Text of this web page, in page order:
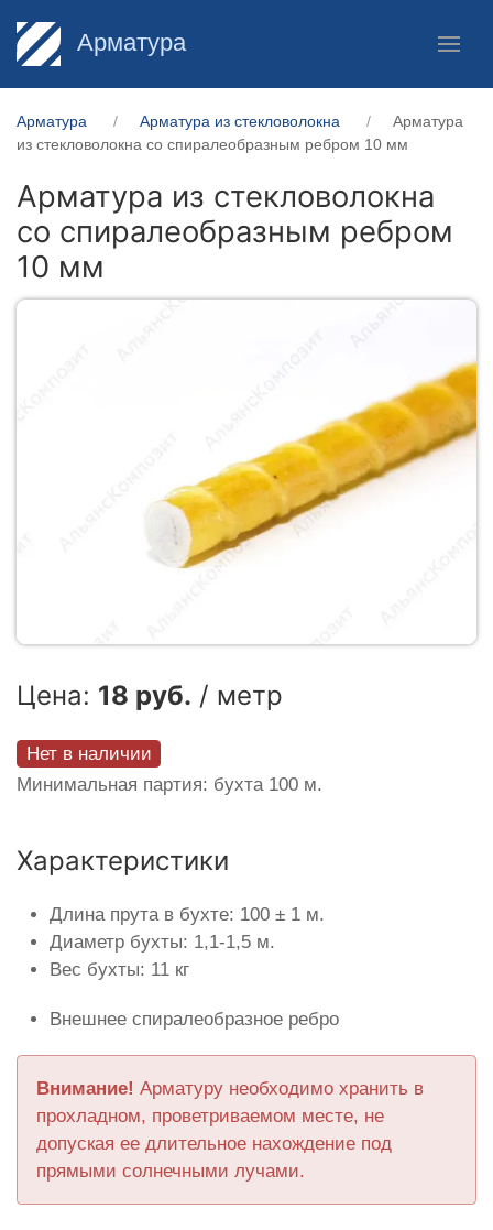
Арматура
Арматура Арматура из стекловолокна
Арматура
из стекловолокна со спиралеобразным ребром 10 мм
Арматура из стекловолокна
со спиралеобразным ребром
10 мм
Цена: 18 руб. / метр
Нет в наличии
Минимальная партия: бухта 100 м.
Характеристики
Длина прута в бухте: 100 ± 1 м.
Диаметр бухты: 1,1-1,5 м.
Вес бухты: 11 кг
Внешнее спиралеобразное ребро
Внимание! Арматуру необходимо хранить в
прохладном, проветриваемом месте, не
допуская ее длительное нахождение под
прямыми солнечными лучами.